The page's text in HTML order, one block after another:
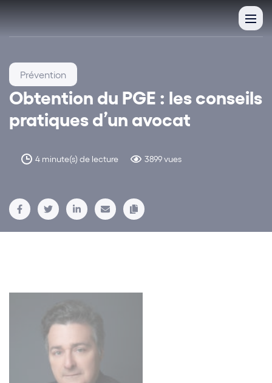
Obtention du PGE : les conseils
pratiques d’un avocat
4 minute(s) de lecture 3899 vues
Prévention